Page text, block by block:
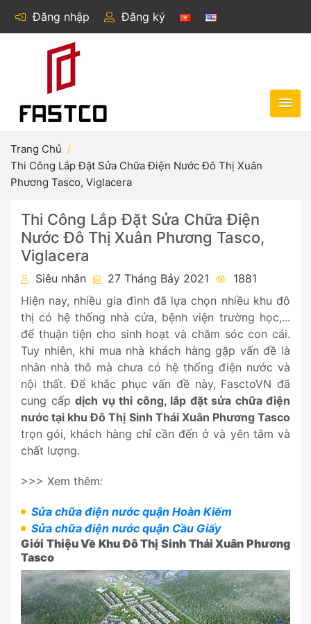
Đăng nhập Đăng ký
Trang Chủ
Thi Công Lắp Đặt Sửa Chữa Điện Nước Đô Thị Xuân
Phương Tasco, Viglacera
Thi Công Lắp Đặt Sửa Chữa Điện
Nước Đô Thị Xuân Phương Tasco,
Viglacera
Siêu nhân 27 Tháng Bảy 2021
1881
Hiện nay, nhiều gia đình đã lựa chọn nhiều khu đô
thị có hệ thống nhà cửa, bệnh viện trường học,...
để thuận tiện cho sinh hoạt và chăm sóc con cái.
Tuy nhiên, khi mua nhà khách hàng gặp vấn đề là
nhân nhà thô mà chưa có hệ thống điện nước và
nội thất. Để khắc phục vấn đề này, FasctoVN đã
cung cấp dịch vụ thi công, lắp đặt sửa chữa điện
nước tại khu Đô Thị Sinh Thái Xuân Phương Tasco
trọn gói, khách hàng chỉ cần đến ở và yên tâm và
chất lượng.
>>> Xem thêm:
Sửa chữa điện nước quận Hoàn Kiếm
Sửa chữa điện nước quận Cầu Giấy
Giới Thiệu Về Khu Đô Thị Sinh Thái Xuân Phương
Tasco